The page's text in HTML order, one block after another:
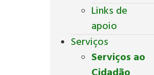
Links de
apoio
Serviços
Serviços ao